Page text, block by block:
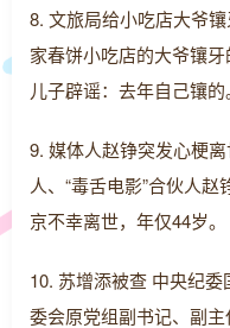
8. 文旅局给小吃店大爷
家春饼小吃店的大爷镶
儿子辟谣：去年自己镶的。
9. 媒体人赵铮突发心梗
人、“毒舌电影”合伙人
京不幸离世，年仅44岁。
10. 苏增添被查 中央纪
委会原党组副书记、副